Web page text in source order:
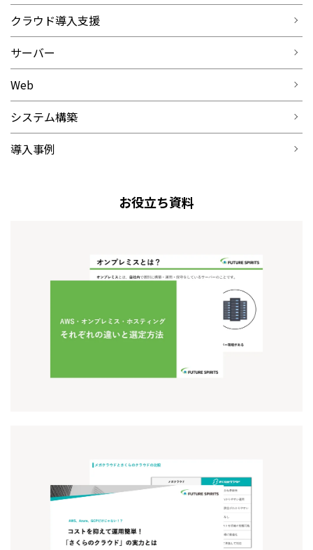
クラウド導入支援
サーバー
Web
システム構築
導入事例
お役立ち資料